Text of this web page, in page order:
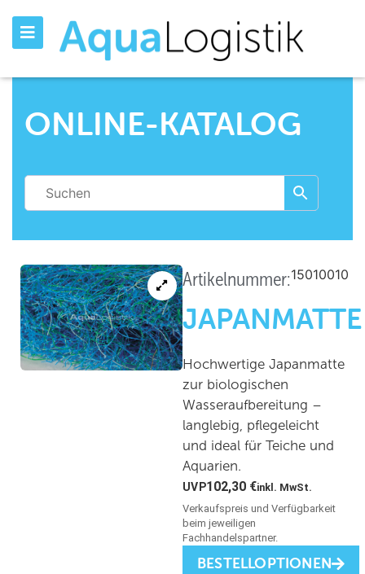
ONLINE-KATALOG
Artikelnummer:15010010
JAPANMATTE
Hochwertige Japanmatte
zur biologischen
Wasseraufbereitung –
langlebig, pflegeleicht
und ideal für Teiche und
Aquarien.
102,30 €inkl. MwSt.
BESTELLOPTIONEN